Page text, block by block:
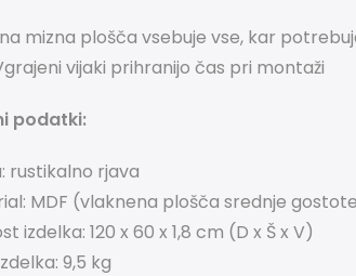
mizna plošča vsebuje vse, kar
vijaki prihranijo čas pri montaži
podatki:
rustikalno rjava
MDF (vlaknena plošča srednje
izdelka: 120 x 60 x 1,8 cm (D x Š x V)
9,5 kg